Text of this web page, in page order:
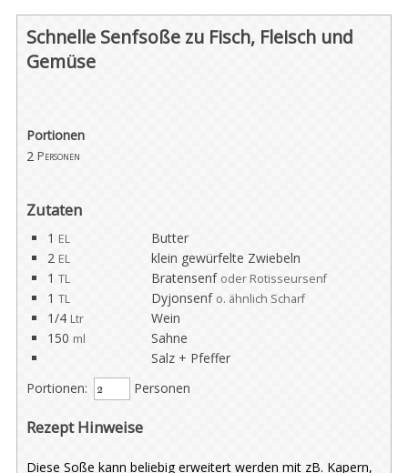
Schnelle Senfsoße zu Fisch, Fleisch und
Gemüse
Portionen
2 Personen
Zutaten
1 EL
Butter
2 EL
klein gewürfelte Zwiebeln
1 TL Bratensenf oder Rotisseursenf
1 TL Dyjonsenf o. ähnlich Scharf
1/4 Ltr
Wein
150 ml
Sahne
Salz + Pfeffer
Portionen:
Personen
Rezept Hinweise
Diese Soße kann beliebig erweitert werden mit zB. Kapern,